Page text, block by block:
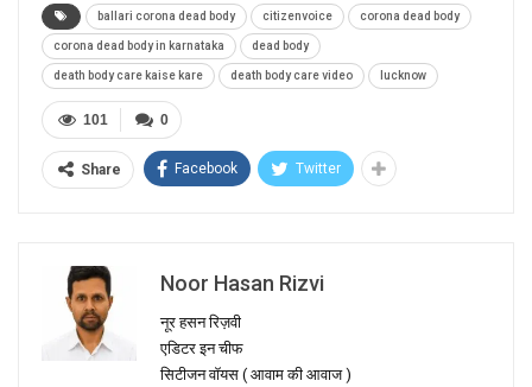
ballari corona dead body citizenvoice corona dead body
corona dead body in karnataka dead body
death body care kaise kare death body care video lucknow
0
101
Share Facebook Twitter
Noor Hasan Rizvi
नूर हसन रिज़वी
एडिटर इन चीफ
सिटीजन वॉयस ( आवाम की आवाज )